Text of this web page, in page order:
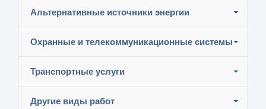
Альтернативные источники энергии
Охранные и телекоммуникационные системы
Транспортные услуги
Другие виды работ